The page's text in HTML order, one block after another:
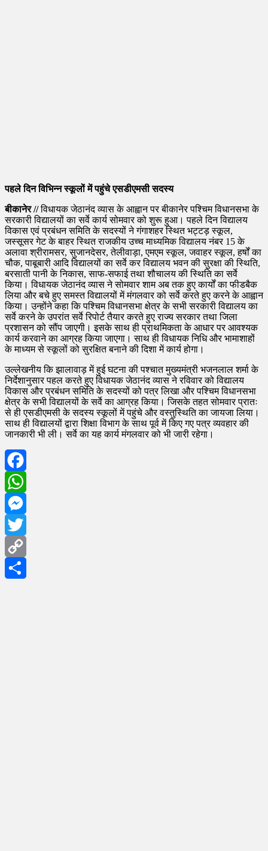
पहले दिन विभिन्न स्कूलों में पहुंचे एसडीएमसी सदस्य
बीकानेर //विधायक जेठानंद व्यास के आह्वान पर बीकानेर पश्चिम विधानसभा के
सरकारी विद्यालयों का सर्वे कार्य सोमवार को शुरू हुआ। पहले दिन विद्यालय
विकास एवं प्रबंधन समिति के सदस्यों ने गंगाशहर स्थित भट्टड़ स्कूल,
जस्सूसर गेट के बाहर स्थित राजकीय उच्च माध्यमिक विद्यालय नंबर 15 के
अलावा श्रीरामसर, सुजानदेसर, तेलीवाड़ा, एमएम स्कूल, जवाहर स्कूल, हर्षों का
चौक, पाबूबारी आदि विद्यालयों का सर्वे कर विद्यालय भवन की सुरक्षा की स्थिति,
बरसाती पानी के निकास, साफ-सफाई तथा शौचालय की स्थिति का सर्वे
किया। विधायक जेठानंद व्यास ने सोमवार शाम अब तक हुए कार्यों का फीडबैक
लिया और बचे हुए समस्त विद्यालयों में मंगलवार को सर्वे करते हुए करने के आह्वान
किया। उन्होंने कहा कि पश्चिम विधानसभा क्षेत्र के सभी सरकारी विद्यालय का
सर्वे करने के उपरांत सर्वे रिपोर्ट तैयार करते हुए राज्य सरकार तथा जिला
प्रशासन को सौंप जाएगी। इसके साथ ही प्राथमिकता के आधार पर आवश्यक
कार्य करवाने का आग्रह किया जाएगा। साथ ही विधायक निधि और भामाशाहों
के माध्यम से स्कूलों को सुरक्षित बनाने की दिशा में कार्य होगा।
उल्लेखनीय कि झालावाड़ में हुई घटना की पश्चात मुख्यमंत्री भजनलाल शर्मा के
निर्देशानुसार पहल करते हुए विधायक जेठानंद व्यास ने रविवार को विद्यालय
विकास और प्रबंधन समिति के सदस्यों को पत्र लिखा और पश्चिम विधानसभा
क्षेत्र के सभी विद्यालयों के सर्वे का आग्रह किया। जिसके तहत सोमवार प्रातः
से ही एसडीएमसी के सदस्य स्कूलों में पहुंचे और वस्तुस्थिति का जायजा लिया।
साथ ही विद्यालयों द्वारा शिक्षा विभाग के साथ पूर्व में किए गए पत्र व्यवहार की
जानकारी भी ली। सर्वे का यह कार्य मंगलवार को भी जारी रहेगा।
Facebook
WhatsApp
Messenger
Twitter
Copy